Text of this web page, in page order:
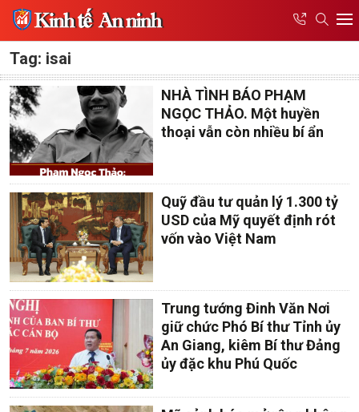
Tag: isai
NHÀ TÌNH BÁO PHẠM
NGỌC THẢO. Một huyền
thoại vẫn còn nhiều bí ẩn
Quỹ đầu tư quản lý 1.300 tỷ
USD của Mỹ quyết định rót
vốn vào Việt Nam
Trung tướng Đinh Văn Nơi
giữ chức Phó Bí thư Tỉnh ủy
An Giang, kiêm Bí thư Đảng
ủy đặc khu Phú Quốc